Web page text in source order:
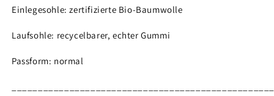
Einlegesohle: zertifizierte Bio-Baumwolle
Laufsohle: recycelbarer, echter Gummi
Passform: normal